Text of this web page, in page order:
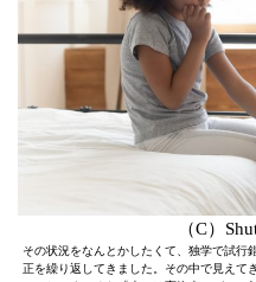
（C）
その状況をなんとかしたくて、独学で試行
正を繰り返してきました。その中で見えて